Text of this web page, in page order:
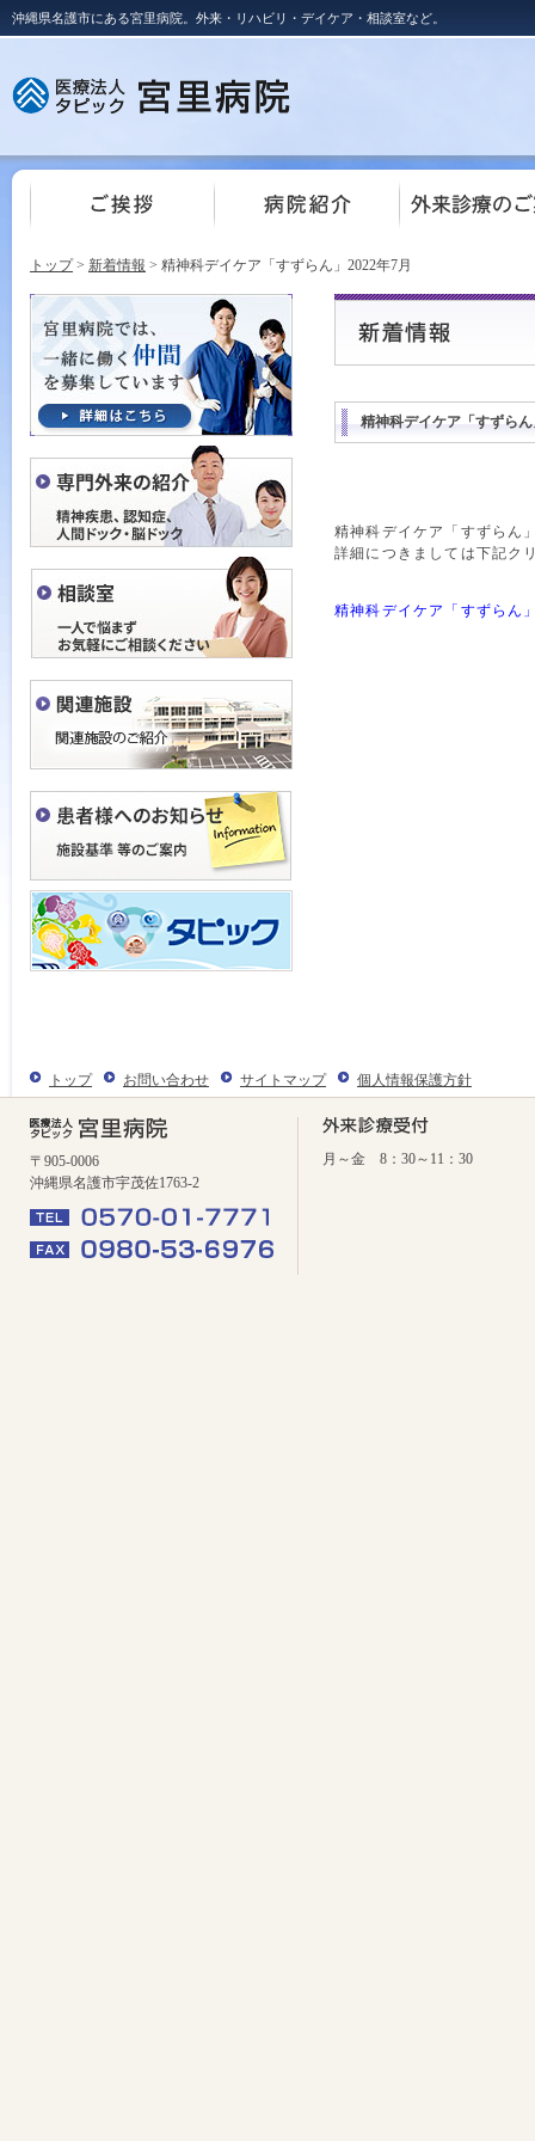
沖縄県名護市にある宮里病院。外来・リハビリ・デイケア・相談室など。
トップ> 新着情報 > 精神科デイケア「すずらん」2022年7月
精神科デイケア「すずらん
精神科デイケア「すずらん
詳細につきましては下記ク
精神科デイケア「すずらん
トップ お問い合わせ サイトマップ 個人情報保護方針
〒905-0006
沖縄県名護市宇茂佐1763-2
月～金 8：30～11：30